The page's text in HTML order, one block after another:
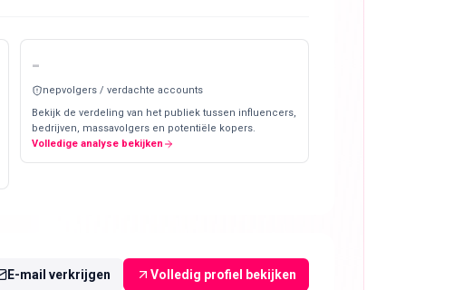
-
nepvolgers / verdachte accounts
Bekijk de verdeling van het publiek tussen influencers,
bedrijven, massavolgers en potentiële kopers.
Volledige analyse bekijken
E-mail verkrijgen Volledig profiel bekijken